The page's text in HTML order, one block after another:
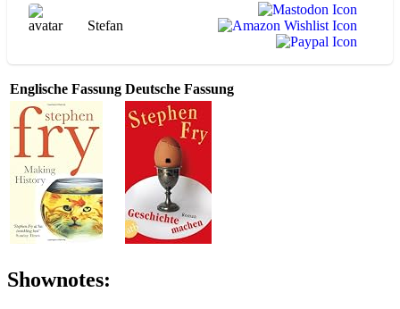
Stefan
Englische Fassung Deutsche Fassung
Shownotes: